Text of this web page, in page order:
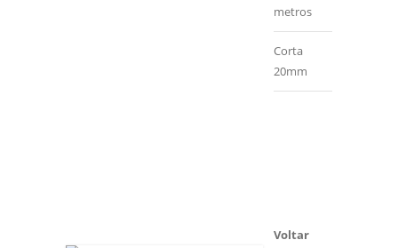
metros
Corta
20mm
Voltar